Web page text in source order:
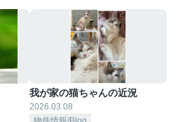
我が家の猫ちゃんの近況
2026.03.08